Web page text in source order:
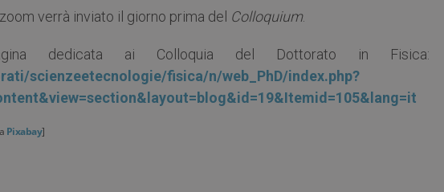
verrà inviato il giorno prima del Colloquium.
dedicata ai Colloquia del Dottorato in Fisica:
scienzeetecnologie/fisica/n/web_PhD/index.php?
Pixabay]